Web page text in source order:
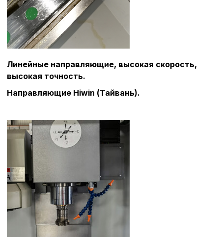
Линейные направляющие, высокая скорость,
высокая точность.
Направляющие Hiwin (Тайвань).